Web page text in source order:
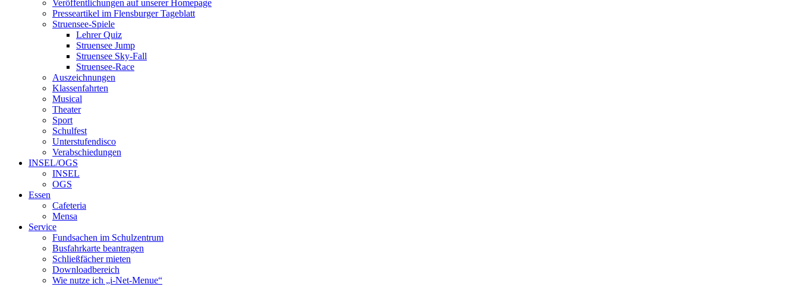
Veröffentlichungen auf unserer Homepage
Presseartikel im Flensburger Tageblatt
Struensee-Spiele
Lehrer Quiz
Struensee Jump
Struensee Sky-Fall
Struensee-Race
Auszeichnungen
Klassenfahrten
Musical
Theater
Sport
Schulfest
Unterstufendisco
Verabschiedungen
INSEL/OGS
INSEL
OGS
Essen
Cafeteria
Mensa
Service
Fundsachen im Schulzentrum
Busfahrkarte beantragen
Schließfächer mieten
Downloadbereich
Wie nutze ich „i-Net-Menue“